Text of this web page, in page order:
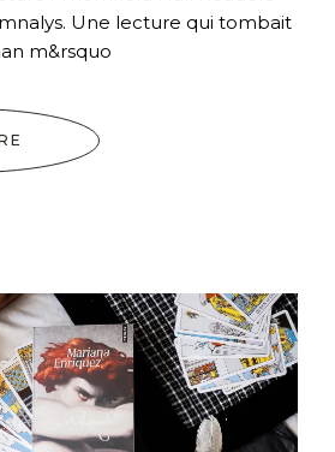
Une lecture qui tombait
m&rsquo